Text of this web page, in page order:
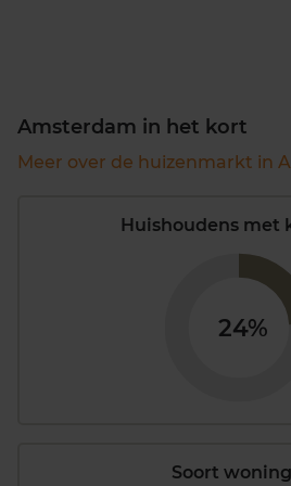
Amsterdam in het kort
Meer over de huizenmarkt in
Huishoudens met
24%
Soort